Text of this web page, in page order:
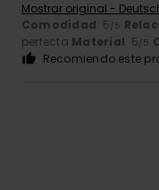
Mostrar original -
Comodidad: 5/5
perfecta Material: 5/5
Recomiendo este